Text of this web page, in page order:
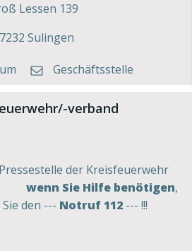
Lessen 139
Sulingen
Geschäftsstelle
verband
der Kreisfeuerwehr
wenn Sie Hilfe benötigen,
--- Notruf 112 --- !!!